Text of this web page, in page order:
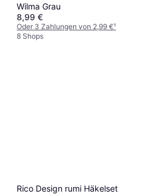
Wilma Grau
8,99 €
Oder 3 Zahlungen von 2,99 €¹
8 Shops
Rico Design rumi Häkelset